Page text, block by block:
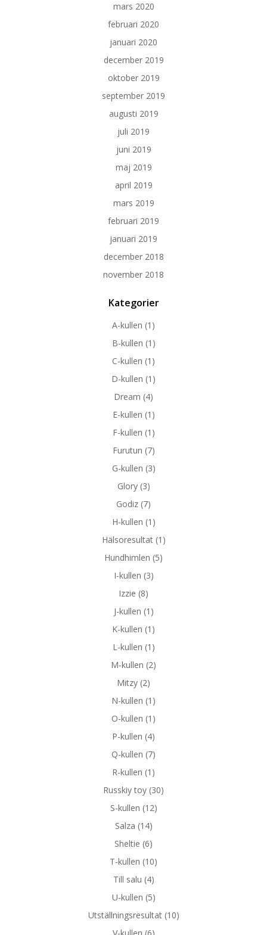
mars 2020
februari 2020
januari 2020
december 2019
oktober 2019
september 2019
augusti 2019
juli 2019
juni 2019
maj 2019
april 2019
mars 2019
februari 2019
januari 2019
december 2018
november 2018
Kategorier
A-kullen (1)
B-kullen (1)
C-kullen (1)
D-kullen (1)
Dream (4)
E-kullen (1)
F-kullen (1)
Furutun (7)
G-kullen (3)
Glory(3)
Godiz (7)
H-kullen (1)
Hälsoresultat(1)
Hundhimlen (5)
I-kullen (3)
Izzie (8)
J-kullen (1)
K-kullen (1)
L-kullen (1)
M-kullen (2)
Mitzy (2)
N-kullen (1)
O-kullen (1)
P-kullen (4)
Q-kullen (7)
R-kullen (1)
Russkiy toy (30)
S-kullen (12)
Salza (14)
Sheltie (6)
T-kullen (10)
Till salu (4)
U-kullen (5)
Utställningsresultat(10)